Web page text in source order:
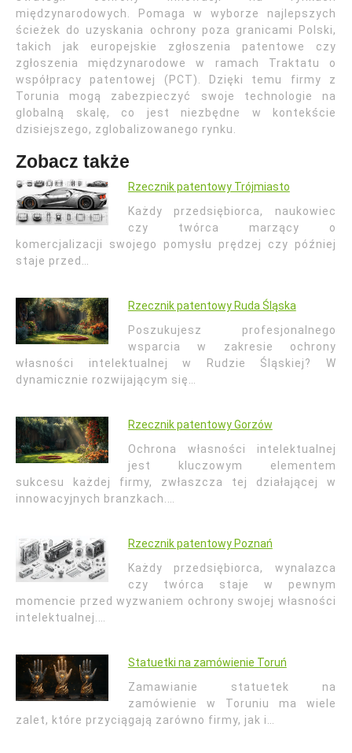
międzynarodowych. Pomaga w wyborze najlepszych
ścieżek do uzyskania ochrony poza granicami Polski,
takich jak europejskie zgłoszenia patentowe czy
zgłoszenia międzynarodowe w ramach Traktatu o
współpracy patentowej (PCT). Dzięki temu firmy z
Torunia mogą zabezpieczyć swoje technologie na
globalną skalę, co jest niezbędne w kontekście
dzisiejszego, zglobalizowanego rynku.
Zobacz także
Rzecznik patentowy Trójmiasto
Każdy przedsiębiorca, naukowiec
czy twórca marzący o
komercjalizacji swojego pomysłu prędzej czy później
staje przed…
Rzecznik patentowy Ruda Śląska
Poszukujesz profesjonalnego
wsparcia w zakresie ochrony
własności intelektualnej w Rudzie Śląskiej? W
dynamicznie rozwijającym się…
Rzecznik patentowy Gorzów
Ochrona własności intelektualnej
jest kluczowym elementem
sukcesu każdej firmy, zwłaszcza tej działającej w
innowacyjnych branzkach.…
Rzecznik patentowy Poznań
Każdy przedsiębiorca, wynalazca
czy twórca staje w pewnym
momencie przed wyzwaniem ochrony swojej własności
intelektualnej.…
Statuetki na zamówienie Toruń
Zamawianie statuetek na
zamówienie w Toruniu ma wiele
zalet, które przyciągają zarówno firmy, jak i…